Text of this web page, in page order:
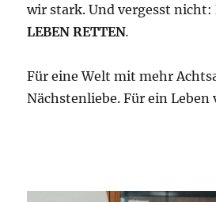
wir stark. Und vergesst nicht:
LEBEN RETTEN.
Für eine Welt mit mehr
Nächstenliebe. Für ein Leben